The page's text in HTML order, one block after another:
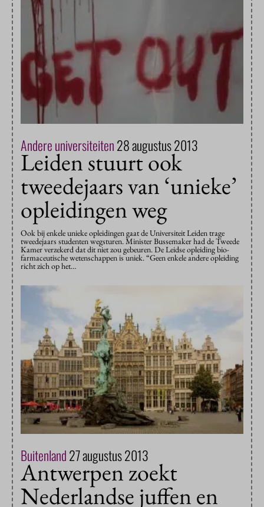
Andere universiteiten28 augustus 2013
Leiden stuurt ook
tweedejaars van ‘unieke’
opleidingen weg
Ook bij enkele unieke opleidingen gaat de Universiteit Leiden trage
tweedejaars studenten wegsturen. Minister Bussemaker had de Tweede
Kamer verzekerd dat dit niet zou gebeuren. De Leidse opleiding bio-
farmaceutische wetenschappen is uniek. “Geen enkele andere opleiding
richt zich op het…
Buitenland27 augustus 2013
Antwerpen zoekt
Nederlandse juffen en